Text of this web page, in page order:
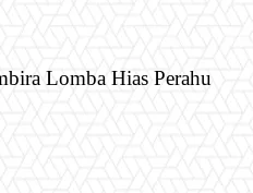
Lomba Hias Perahu